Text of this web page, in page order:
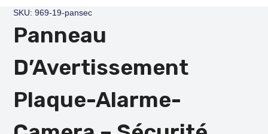
SKU: 969-19-pansec
Panneau
D’Avertissement
Plaque-Alarme-